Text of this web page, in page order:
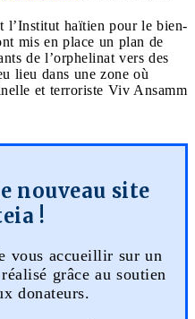
l’Institut haïtien pour le bien-
mis en place un plan de
de l’orphelinat vers des
lieu dans une zone où
et terroriste Viv Ansamm
nouveau site
!
vous accueillir sur un
grâce au soutien
donateurs.